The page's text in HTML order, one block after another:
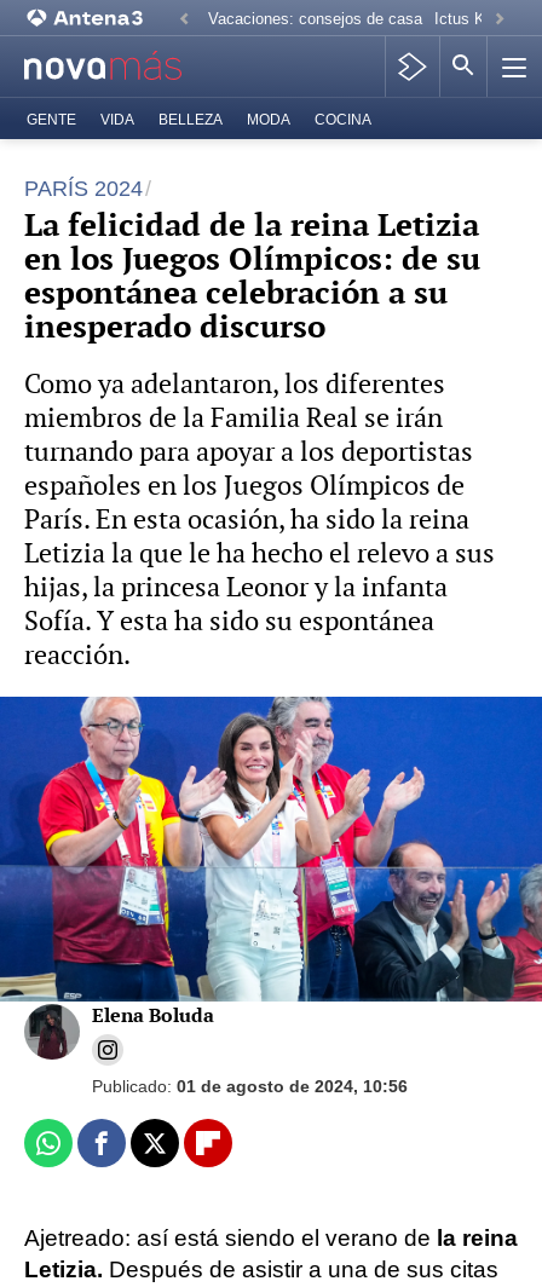
Vacaciones: consejos de casa Ictus Kiko
GENTE VIDA BELLEZA MODA COCINA
PARÍS 2024
La felicidad de la reina Letizia
en los Juegos Olímpicos: de su
espontánea celebración a su
inesperado discurso
Como ya adelantaron, los diferentes
miembros de la Familia Real se irán
turnando para apoyar a los deportistas
españoles en los Juegos Olímpicos de
París. En esta ocasión, ha sido la reina
Letizia la que le ha hecho el relevo a sus
hijas, la princesa Leonor y la infanta
Sofía. Y esta ha sido su espontánea
reacción.
La reina Letizia luce su look más
arriesgado hasta la fecha en una de sus
citas favoritas en Mallorca
Elena Boluda
Publicado: 01 de agosto de 2024, 10:56
WhatsappFacebook
X Flipboard
Ajetreado: así está siendo el verano de la reina
Letizia. Después de asistir a una de sus citas